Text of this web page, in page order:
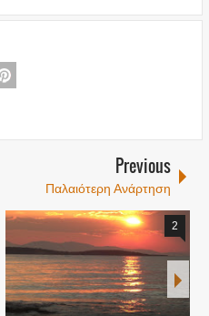
Previous
Παλαιότερη Ανάρτηση
2